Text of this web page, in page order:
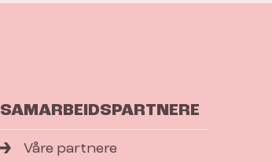
SAMARBEIDSPARTNERE
Våre partnere